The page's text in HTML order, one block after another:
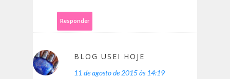
Responder
BLOG USEI HOJE
11 de agosto de 2015 às 14:19